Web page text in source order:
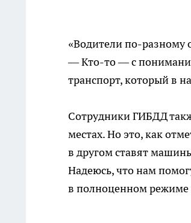
«Водителипо-разному
—Кто-то— с
транспорт, который в
Сотрудники ГИБДД
местах. Но это, как
в другом ставят
Надеюсь, что нам
в полноценном режиме